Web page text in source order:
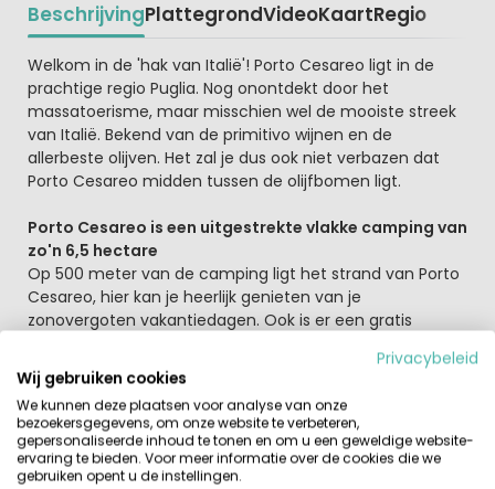
BeschrijvingPlattegrondVideoKaartRegio
Beschrijving
Welkom in de 'hak van Italië'! Porto Cesareo ligt in de
prachtige regio Puglia. Nog onontdekt door het
massatoerisme, maar misschien wel de mooiste streek
van Italië. Bekend van de primitivo wijnen en de
allerbeste olijven. Het zal je dus ook niet verbazen dat
Porto Cesareo midden tussen de olijfbomen ligt.
Porto Cesareo is een uitgestrekte vlakke camping van
zo'n 6,5 hectare
Op 500 meter van de camping ligt het strand van Porto
Cesareo, hier kan je heerlijk genieten van je
zonovergoten vakantiedagen. Ook is er een gratis
van de mooiste stranden van deze omgeving. Op een
kleine 2 kilometer van de camping vind je de badplaats
Torre Lapillo met grotere supermarkten, een boulevard
en zelfs een PADI duikcentrum. Op de camping zelf heb
je ook al alle comfort en faciliteiten die een vakantie
onvergetelijk kunnen maken. Zo is er een bar en een
Privacybeleid
Wij gebruiken cookies
We kunnen deze plaatsen voor analyse van onze
bezoekersgegevens, om onze website te verbeteren,
gepersonaliseerde inhoud te tonen en om u een geweldige website-
ervaring te bieden. Voor meer informatie over de cookies die we
gebruiken opent u de instellingen.